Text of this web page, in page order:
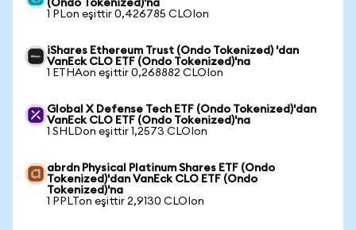
(Ondo Tokenized)'na
1 PLon eşittir 0,426785 CLOIon
iShares Ethereum Trust (Ondo Tokenized) 'dan
VanEck CLO ETF (Ondo Tokenized)'na
1 ETHAon eşittir 0,268882 CLOIon
Global X Defense Tech ETF (Ondo Tokenized)'dan
VanEck CLO ETF (Ondo Tokenized)'na
1 SHLDon eşittir 1,2573 CLOIon
abrdn Physical Platinum Shares ETF (Ondo
Tokenized)'dan VanEck CLO ETF (Ondo
Tokenized)'na
1 PPLTon eşittir 2,9130 CLOIon